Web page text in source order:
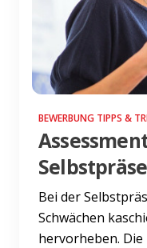
BEWERBUNG TIPPS &
Bei der
Schwächen
hervorheben.